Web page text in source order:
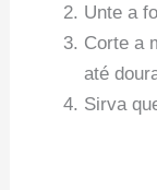
Unte a
Corte a
até
Sirva